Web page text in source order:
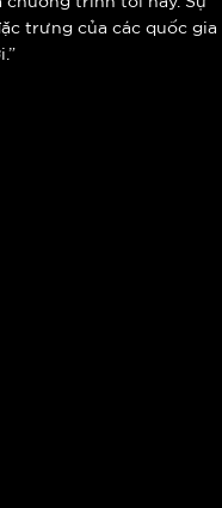
trưng của các quốc gia